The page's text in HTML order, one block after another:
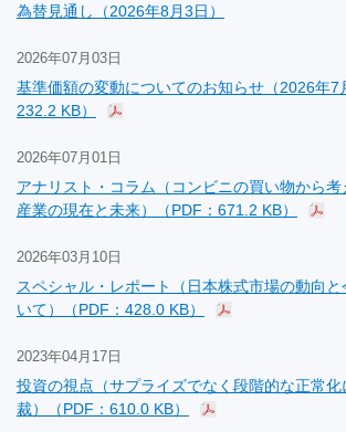
為替見通し（2026年8月3日）
2026年07月03日
基準価額の変動についてのお知らせ（2026年7
232.2 KB）
2026年07月01日
アナリスト・コラム（コンビニの買い物から
産業の現在と未来）（PDF：671.2 KB）
2026年03月10日
スペシャル・レポート（日本株式市場の動向
いて）（PDF：428.0 KB）
2023年04月17日
投資の視点（サプライズでなく段階的な正常
裁）（PDF：610.0 KB）